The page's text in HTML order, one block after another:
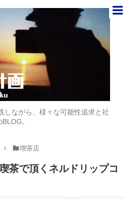
しながら、様々な可能性追求と社
。
喫茶店
茶で頂くネルドリップコ